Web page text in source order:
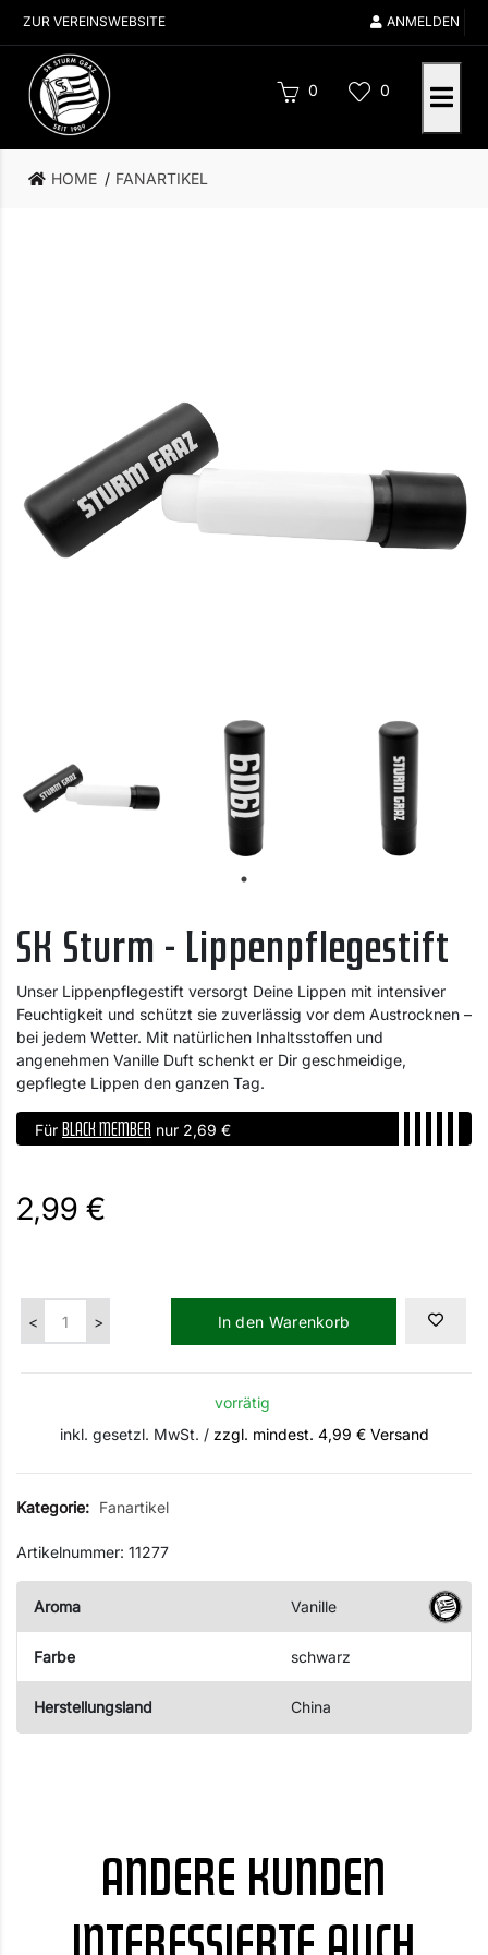
ZUR VEREINSWEBSITE ANMELDEN
0 0
HOME FANARTIKEL
SK Sturm - Lippenpflegestift
Unser Lippenpflegestift versorgt Deine Lippen mit intensiver
Feuchtigkeit und schützt sie zuverlässig vor dem Austrocknen –
bei jedem Wetter. Mit natürlichen Inhaltsstoffen und
angenehmen Vanille Duft schenkt er Dir geschmeidige,
gepflegte Lippen den ganzen Tag.
Für BLACK MEMBER nur 2,69 €
2,99 €
In den Warenkorb
vorrätig
inkl. gesetzl. MwSt. / zzgl. mindest. 4,99 € Versand
Kategorie: Fanartikel
Artikelnummer: 11277
Aroma Vanille
Farbe schwarz
Herstellungsland China
ANDERE KUNDEN
INTERESSIERTE AUCH